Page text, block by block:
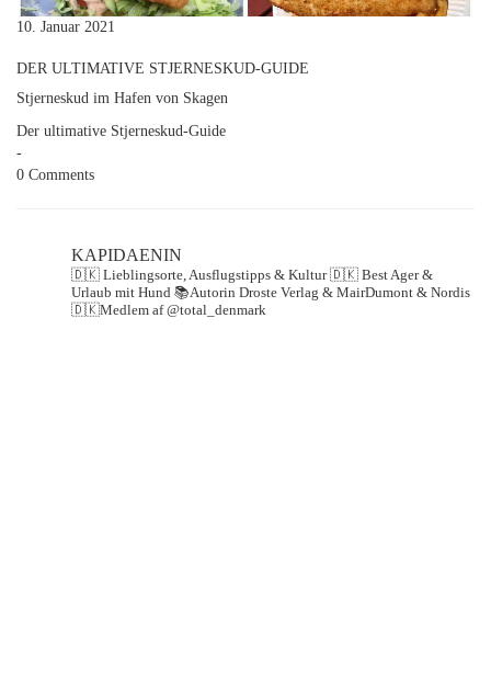
10. Januar 2021
DER ULTIMATIVE STJERNESKUD-GUIDE
Stjerneskud im Hafen von Skagen
Der ultimative Stjerneskud-Guide
-
0 Comments
KAPIDAENIN
🇩🇰 Lieblingsorte, Ausflugstipps & Kultur🇩🇰 Best Ager &
Urlaub mit Hund 📚Autorin Droste Verlag & MairDumont & Nordis
🇩🇰Medlem af @total_denmark